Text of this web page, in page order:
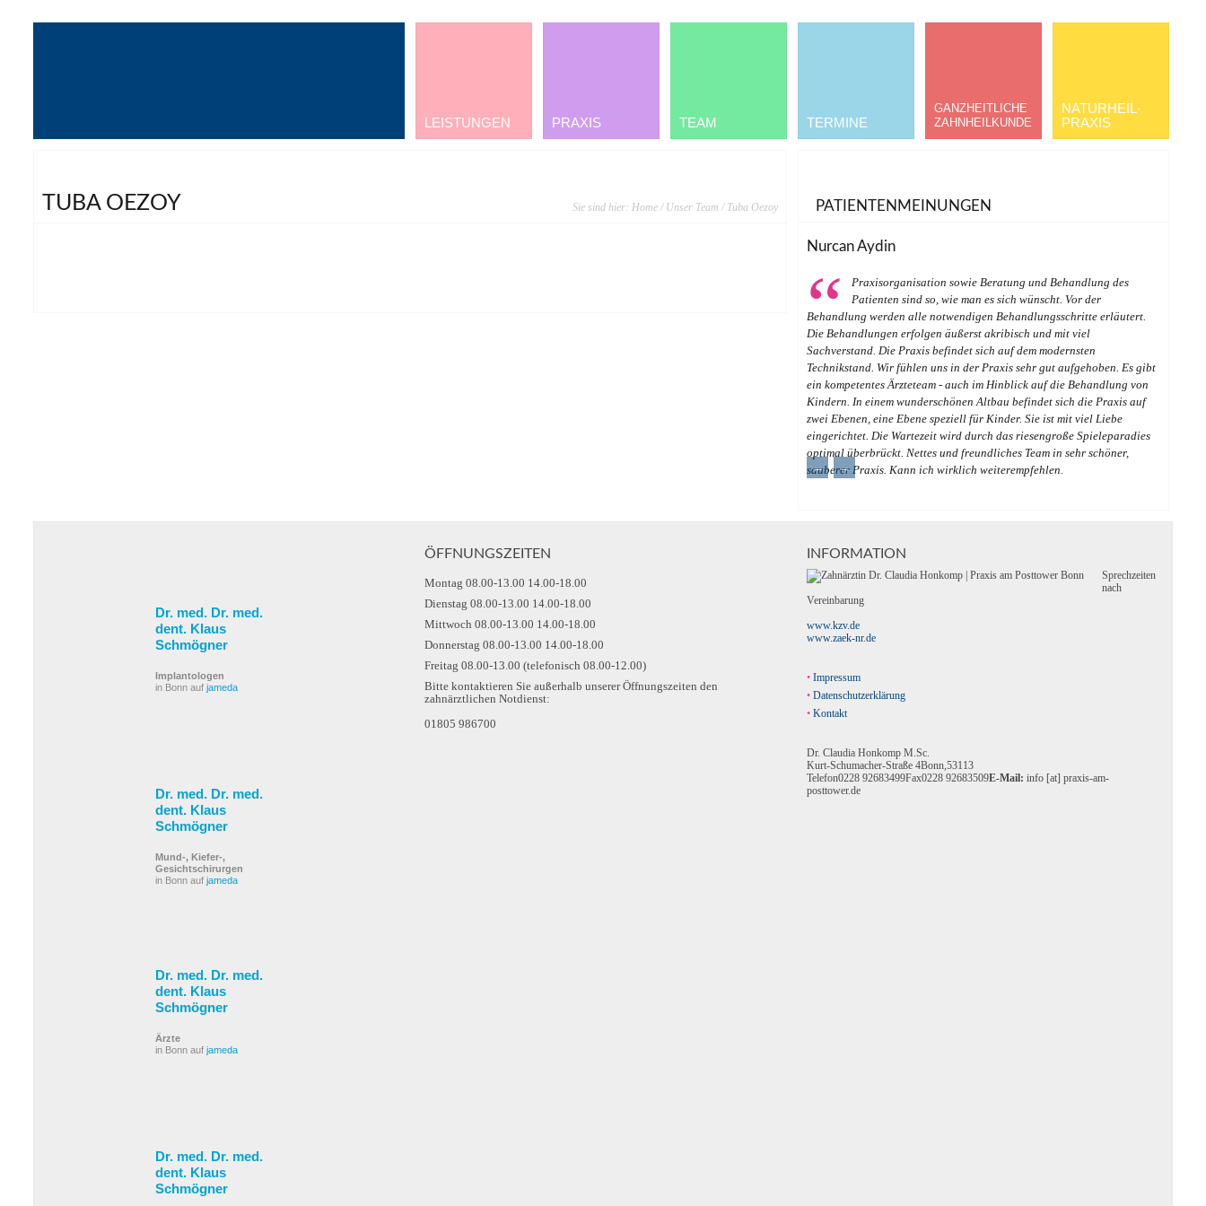
LEISTUNGEN PRAXIS TEAM TERMINE
GANZHEITLICHE
ZAHNHEILKUNDE
NATURHEIL­
PRAXIS
TUBA OEZOY Sie sind hier: Home / Unser Team / Tuba Oezoy PATIENTENMEINUNGEN
Nurcan Aydin
Praxisorganisation sowie Beratung und Behandlung des
Patienten sind so, wie man es sich wünscht. Vor der
Behandlung werden alle notwendigen Behandlungsschritte erläutert.
Die Behandlungen erfolgen äußerst akribisch und mit viel
Sachverstand. Die Praxis befindet sich auf dem modernsten
Technikstand. Wir fühlen uns in der Praxis sehr gut aufgehoben. Es gibt
ein kompetentes Ärzteteam - auch im Hinblick auf die Behandlung von
Kindern. In einem wunderschönen Altbau befindet sich die Praxis auf
zwei Ebenen, eine Ebene speziell für Kinder. Sie ist mit viel Liebe
eingerichtet. Die Wartezeit wird durch das riesengroße Spieleparadies
optimal überbrückt. Nettes und freundliches Team in sehr schöner,
sauberer Praxis. Kann ich wirklich weiterempfehlen.
← →
Dr. med. Dr. med.
dent. Klaus
Schmögner
Implantologen
in Bonn auf jameda
Dr. med. Dr. med.
dent. Klaus
Schmögner
Mund-, Kiefer-,
Gesichtschirurgen
in Bonn auf jameda
Dr. med. Dr. med.
dent. Klaus
Schmögner
Ärzte
in Bonn auf jameda
Dr. med. Dr. med.
dent. Klaus
Schmögner
ÖFFNUNGSZEITEN
Montag 08.00-13.00 14.00-18.00
Dienstag 08.00-13.00 14.00-18.00
Mittwoch 08.00-13.00 14.00-18.00
Donnerstag 08.00-13.00 14.00-18.00
Freitag 08.00-13.00 (telefonisch 08.00-12.00)
Bitte kontaktieren Sie außerhalb unserer Öffnungszeiten den
zahnärztlichen Notdienst:
01805 986700
INFORMATION
Sprechzeiten
nach
Vereinbarung
www.kzv.de
www.zaek-nr.de
Impressum
Datenschutzerklärung
Kontakt
Dr. Claudia Honkomp M.Sc.
Kurt-Schumacher-Straße 4Bonn,53113
Telefon0228 92683499Fax0228 92683509E-Mail: info [at] praxis-am-
posttower.de